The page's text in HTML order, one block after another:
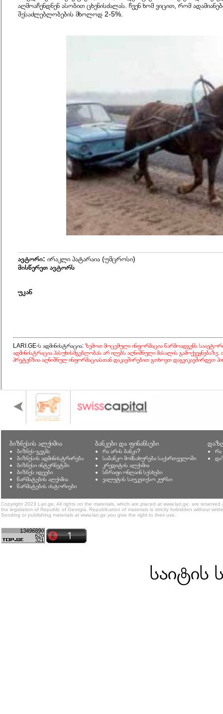
აღმოაჩენდნენ ასობით ცხენისძალას. ჩვენ ხომ ვიცით, რომ
შესაძლებლობების მხოლოდ 2-5%.
ავტორი: ირაკლი პატარაია (უმცროსი)
მისწერეთ ავტორს
უკან
LARI.GE-ს ადმინისტრაცია: ზემოთ მოცემული ინფორმაცია წარმოადგენს
ადმინისტრაცია პასუხისმგებლობას არ იღებს აღნიშნული მასალის
პრეტენზია აღნიშნულ ინფორმაციასთან დაკავშირებით გთხოვთ დაგვიკავშირდეთ
ბიზნესის ალქიმია
ბიზნეს-გეგმა
ბიზნესის ადმინისტრირება
ბიზნესი ინტერნეტში
ბიზნეს იდეები
წარმატების ალქიმია
წარმატების ისტორიები
ბანკები და ფინანსები
რა არის ბანკი?
საბანკო მომსახურება საქართველოში
კრედიტის ალქიმია
სწრაფი ონლაინ სესხები
ვალუტის საუკეთესო კურსი
რა
Copyright 2023 Lari.ge, All rights on the materials, which are placed at www.lari.ge, are
the legislation of Republic of Georgia. Republication of materials is strictly forbidden without
Sending or publishing materials at www.lari.ge you give the right to their use.
საიტის